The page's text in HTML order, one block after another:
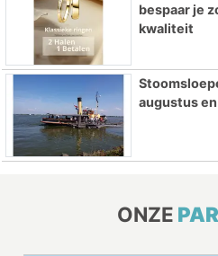
bespaar je
kwaliteit
augustus
ONZE